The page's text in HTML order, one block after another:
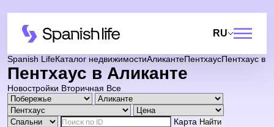
RU
Spanish LifeКаталог недвижимостиАликантеПентхаусПентхаус в
Пентхаус в Аликанте
Новостройки Вторичная Все
Карта Найти